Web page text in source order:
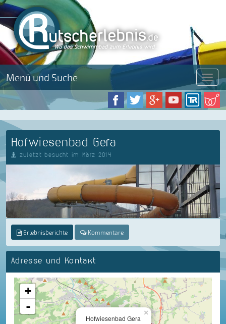
Menü und Suche Menü
Hofwiesenbad Gera
zuletzt besucht im März 2014
Erlebnisberichte Kommentare
Adresse und Kontakt
×
Hofwiesenbad Gera
+
-